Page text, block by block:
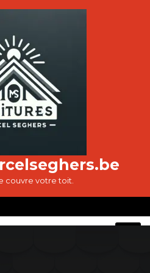
couvre votre toit.